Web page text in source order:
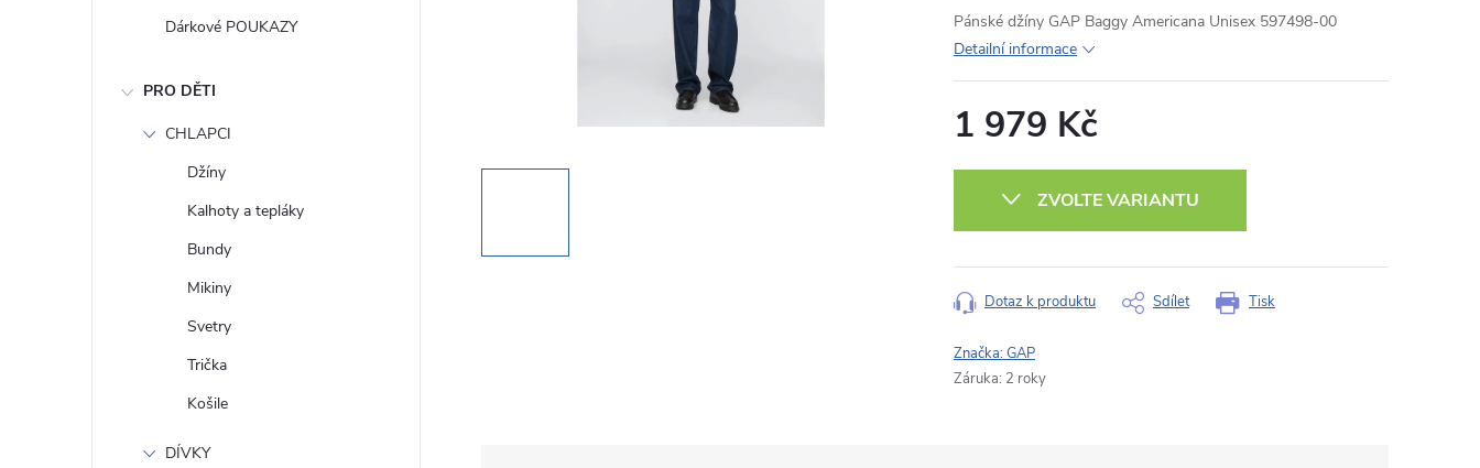
Dárkové POUKAZY
PRO DĚTI
CHLAPCI
Džíny
Kalhoty a tepláky
Bundy
Mikiny
Svetry
Trička
Košile
DÍVKY
Pánské džíny GAP Baggy Americana Unisex 597498-00
Detailní informace
1 979 Kč
ZVOLTE VARIANTU
Tisk
Dotaz k produktu Sdílet
Značka:GAP
Záruka: 2 roky